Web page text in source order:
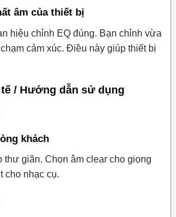
âm của thiết bị
hiệu chỉnh EQ đúng. Bạn chỉnh vừa
cảm xúc. Điều này giúp thiết bị
/ Hướng dẫn sử dụng
khách
thư giãn. Chọn âm clear cho giọng
cho nhạc cụ.